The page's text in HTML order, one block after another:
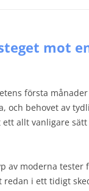
mot
första
och behovet av
ett allt vanligare
av moderna
i ett tidigt